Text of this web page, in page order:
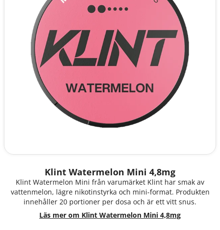
Klint Watermelon Mini 4,8mg
Klint Watermelon Mini från varumärket Klint har smak av
vattenmelon, lägre nikotinstyrka och mini-format. Produkten
innehåller 20 portioner per dosa och är ett vitt snus.
Läs mer om Klint Watermelon Mini 4,8mg